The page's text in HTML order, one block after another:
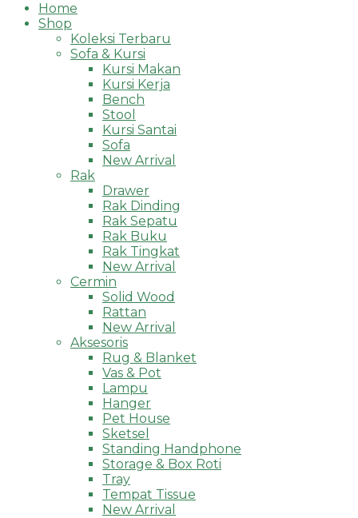
Home
Shop
Koleksi Terbaru
Sofa & Kursi
Kursi Makan
Kursi Kerja
Bench
Stool
Kursi Santai
Sofa
New Arrival
Rak
Drawer
Rak Dinding
Rak Sepatu
Rak Buku
Rak Tingkat
New Arrival
Cermin
Solid Wood
Rattan
New Arrival
Aksesoris
Rug & Blanket
Vas & Pot
Lampu
Hanger
Pet House
Sketsel
Standing Handphone
Storage & Box Roti
Tray
Tempat Tissue
New Arrival